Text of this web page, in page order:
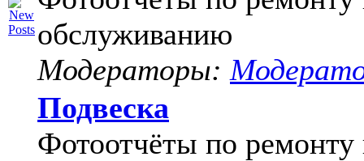
обслуживанию
Модераторы:
Подвеска
Фотоотчёты по ремонту